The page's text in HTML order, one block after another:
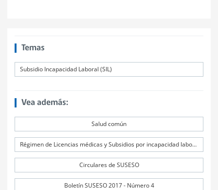
Temas
Subsidio Incapacidad Laboral (SIL)
Vea además:
Salud común
Régimen de Licencias médicas y Subsidios por incapacidad laboral (SIL)
Circulares de SUSESO
Boletín SUSESO 2017 - Número 4